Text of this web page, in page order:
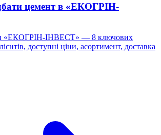
цемент в «ЕКОГРІН-
«ЕКОГРІН-ІНВЕСТ» — 8 ключових
доступні ціни, асортимент, доставка